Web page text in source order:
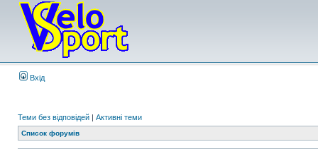
Вхід
Теми без відповідей | Активні теми
Список форумів